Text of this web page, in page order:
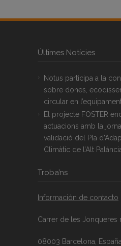
Últimes Notícies
Notus participa a la
sobre dones,
circular en
El projecte FOSTER
actuacions amb la
validació del Pla
Climàtic de l’Alt
Troba’ns
Información de contacto
Carrer de les Jonqueres
08003 Barcelona, España